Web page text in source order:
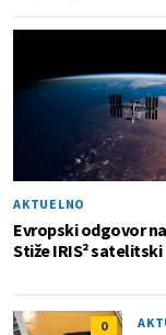
AKTUELNO
Evropski odgovor
Stiže IRIS²
0